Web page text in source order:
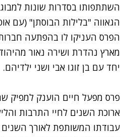
השתתפותו בסדרות שונות
הגאווה "בלילות הבוסתן" (עם
הפרס העניקו לו בהפתעה
מארץ נהדרת ושירה נאור
יחד עם בן זוגו אבי ושני ילדיהם.
פרס מפעל חיים הוענק למפיק
ארוכת השנים לחיי התרבות
עבודתו המשותפת לאורך